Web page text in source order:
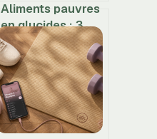
Aliments pauvres
en glucides : 3
piliers pour mincir
sans jamais avoir
faim